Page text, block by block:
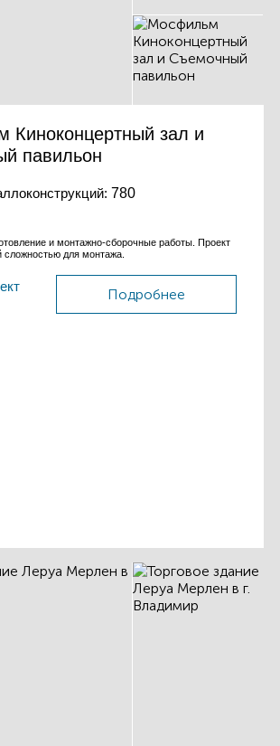
Киноконцертный зал и
павильон
780
и монтажно-сборочные работы. Проект
сложностью для монтажа.
Подробнее